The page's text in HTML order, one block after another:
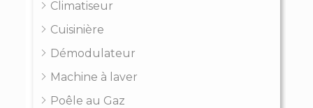
Climatiseur
Cuisinière
Démodulateur
Machine à laver
Poêle au Gaz